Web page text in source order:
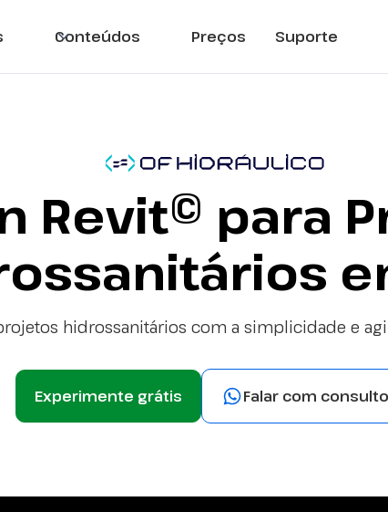
Conteúdos Preços Suporte
Revit© para
hidrossanitários com a simplicidade e
Experimente grátis Falar com